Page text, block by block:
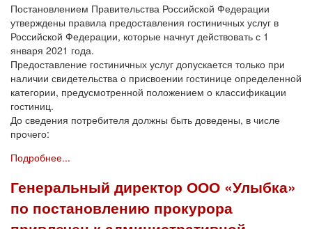
Постановлением Правительства Российской Федерации
утверждены правила предоставления гостиничных услуг в
Российской Федерации, которые начнут действовать с 1
января 2021 года.
Предоставление гостиничных услуг допускается только при
наличии свидетельства о присвоении гостинице определенной
категории, предусмотренной положением о классификации
гостиниц.
До сведения потребителя должны быть доведены, в числе
прочего:
Подробнее...
Генеральный директор ООО «Улыбка»
по постановлению прокурора